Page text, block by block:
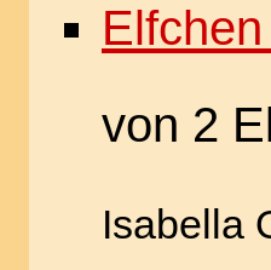
von 2
Isabella